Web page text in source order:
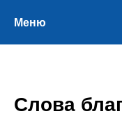
Меню
Слова